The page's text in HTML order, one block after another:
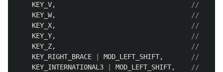
KEY_V,
KEY_W,
KEY_X,
KEY_Y,
KEY_Z,
KEY_RIGHT_BRACE
MOD_LEFT_SHIFT,
KEY_INTERNATIONAL3
MOD_LEFT_SHIFT,